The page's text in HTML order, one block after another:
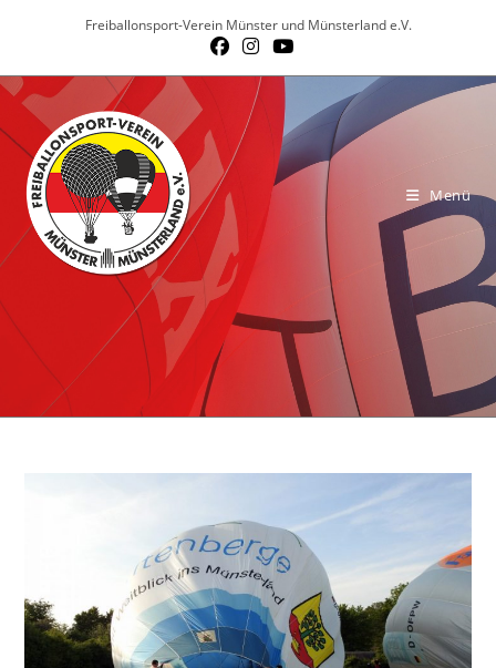
Freiballonsport-Verein Münster und Münsterland e.V.
Menü